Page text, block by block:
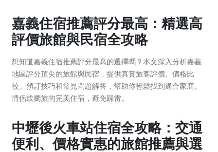
嘉義住宿推薦評分最高：精選高
評價旅館與民宿全攻略
想知道嘉義住宿推薦評分最高的選擇嗎？本文深入分析嘉義
地區評分頂尖的旅館與民宿，提供真實旅客評價、價格比
較、預訂技巧和常見問題解答，幫助你輕鬆找到適合家庭、
情侶或獨旅的完美住宿，避免踩雷。
中壢後火車站住宿全攻略：交通
便利、價格實惠的旅館推薦與選